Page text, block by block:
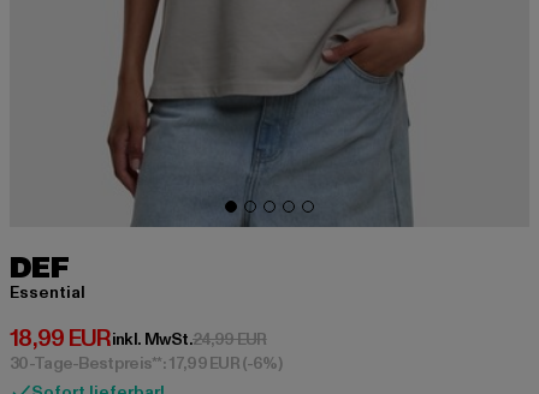
DEF
Essential
18,99 EUR
Derzeitiger Preis: 18,99 EUR
inkl. MwSt.24,99 EURAktionspreis: 24,99 EUR
30-Tage-Bestpreis**: 17,99 EUR(-6%)